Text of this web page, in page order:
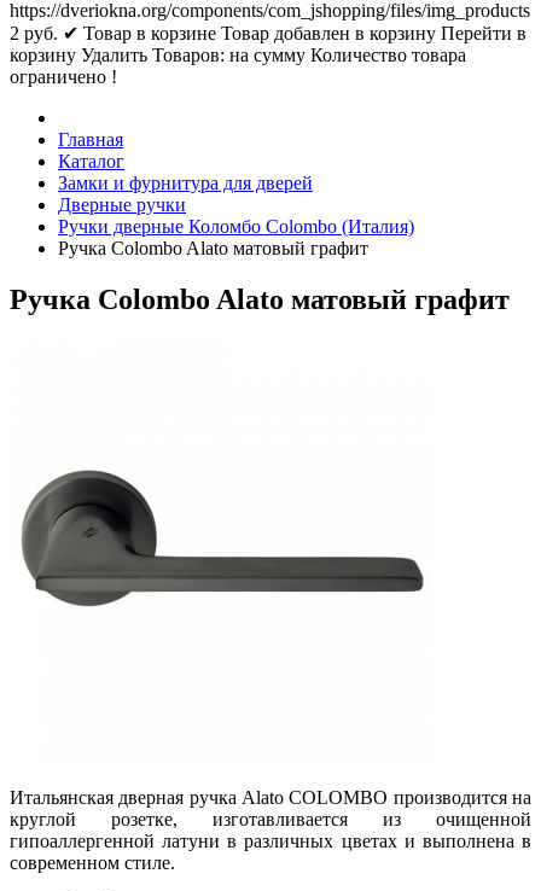
https://dveriokna.org/components/com_jshopping/files/img_products
2 руб. ✔ Товар в корзине Товар добавлен в корзину Перейти в
корзину Удалить Товаров: на сумму Количество товара
ограничено !
Главная
Каталог
Замки и фурнитура для дверей
Дверные ручки
Ручки дверные Коломбо Colombo (Италия)
Ручка Colombo Alato матовый графит
Ручка Colombo Alato матовый графит
Итальянская дверная ручка Alato COLOMBO производится на
круглой розетке, изготавливается из очищенной
гипоаллергенной латуни в различных цветах и выполнена в
современном стиле.